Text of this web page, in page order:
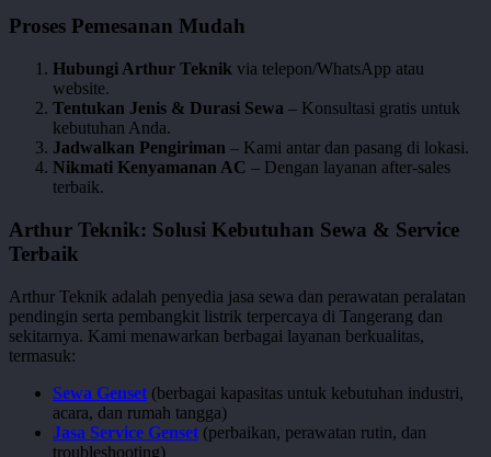
ac
Proses Pemesanan Mudah
Hubungi Arthur Teknik via telepon/WhatsApp atau
website.
Tentukan Jenis & Durasi Sewa – Konsultasi gratis untuk
kebutuhan Anda.
Jadwalkan Pengiriman – Kami antar dan pasang di lokasi.
Nikmati Kenyamanan AC – Dengan layanan after-sales
terbaik.
Arthur Teknik: Solusi Kebutuhan Sewa & Service
Terbaik
Arthur Teknik adalah penyedia jasa sewa dan perawatan peralatan
pendingin serta pembangkit listrik terpercaya di Tangerang dan
sekitarnya. Kami menawarkan berbagai layanan berkualitas,
termasuk:
Sewa Genset (berbagai kapasitas untuk kebutuhan industri,
acara, dan rumah tangga)
Jasa Service Genset (perbaikan, perawatan rutin, dan
troubleshooting)